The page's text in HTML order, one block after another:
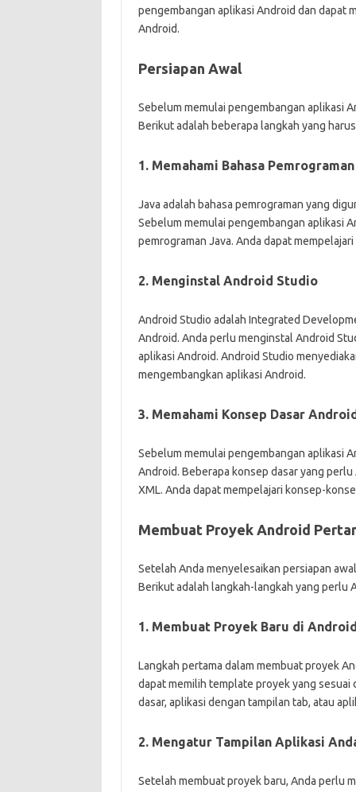
pengembangan aplikasi Android dan dapat
Android.
Persiapan Awal
Sebelum memulai pengembangan aplikasi
Berikut adalah beberapa langkah yang
1. Memahami Bahasa
Java adalah bahasa pemrograman yang
Sebelum memulai pengembangan aplikasi
pemrograman Java. Anda dapat
2. Menginstal Android Studio
Android Studio adalah Integrated
Android. Anda perlu menginstal Android
aplikasi Android. Android Studio
mengembangkan aplikasi Android.
3. Memahami Konsep Dasar
Sebelum memulai pengembangan aplikasi
Android. Beberapa konsep dasar yang
XML. Anda dapat mempelajari konsep-
Membuat Proyek Android
Setelah Anda menyelesaikan persiapan
Berikut adalah langkah-langkah yang perlu
1. Membuat Proyek Baru di
Langkah pertama dalam membuat proyek
dapat memilih template proyek yang sesuai
dasar, aplikasi dengan tampilan tab, atau
2. Mengatur Tampilan Aplikasi
Setelah membuat proyek baru, Anda perlu